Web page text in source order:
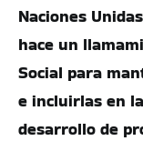
Naciones
hace un
Social para
e incluirlas en
desarrollo de